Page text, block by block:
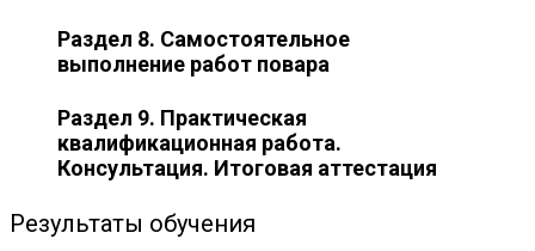
Раздел 8. Самостоятельное
выполнение работ повара
Раздел 9. Практическая
квалификационная работа.
Консультация. Итоговая аттестация
Результаты обучения